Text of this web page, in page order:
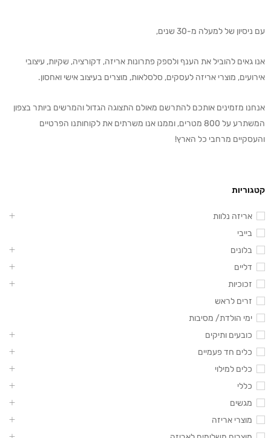
עם ניסיון של למעלה מ-30 שנים,
אנו גאים להוביל את הענף ולספק פתרונות אריזה, דקורציה, שקיות, עיצובי
אירועים, מוצרי אריזה לעסקים, סלסלאות, מוצרים בעיצוב אישי ואחסון.
אנחנו מזמינים אותכם להתרשם מאולם התצוגה הגדול והמרשים ביותר בצפון
המשתרע על 800 מטרים, וממנו אנו משרתים את לקוחותנו הפרטיים
והעסקיים מרחבי כל הארץ!
קטגוריות
אריזה נלוות
בייבי
בלונים
דליים
זכוכיות
זרים לראש
ימי הולדת/ מסיבות
כובעים ותיקים
כלים חד פעמיים
כלים למילוי
כללי
מגשים
מוצרי אריזה